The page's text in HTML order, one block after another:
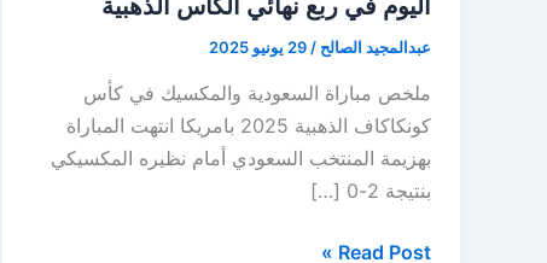
اليوم في ربع نهائي الكأس الذهبية
عبدالمجيد الصالح /29 يونيو 2025
ملخص مباراة السعودية والمكسيك في كأس
كونكاكاف الذهبية 2025 بامريكا انتهت المباراة
بهزيمة المنتخب السعودي أمام نظيره المكسيكي
بنتيجة 2-0 […]
ملخص
Read Post »